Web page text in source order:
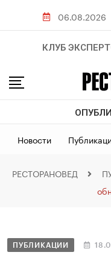
06.08.2026
КЛУБ
Новости
РЕСТОРАНОВЕД
ПУБЛИКАЦИИ